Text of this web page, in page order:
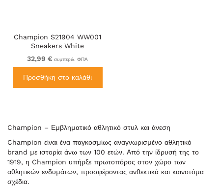
Champion S21904 WW001
Sneakers White
32,99 € συμπεριλ. ΦΠΑ
Προσθήκη στο καλάθι
Champion – Εμβληματικό αθλητικό στυλ και άνεση
Champion είναι ένα παγκοσμίως αναγνωρισμένο αθλητικό
brand με ιστορία άνω των 100 ετών. Από την ίδρυσή της το
1919, η Champion υπήρξε πρωτοπόρος στον χώρο των
αθλητικών ενδυμάτων, προσφέροντας ανθεκτικά και καινοτόμα
σχέδια.